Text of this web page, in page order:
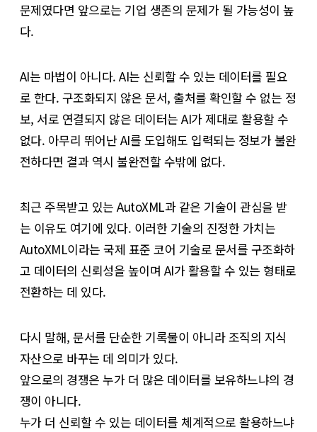
문제였다면 앞으로는 기업 생존의 문제가 될 가능성이 높
다.
AI는 마법이 아니다. AI는 신뢰할 수 있는 데이터를 필요
로 한다. 구조화되지 않은 문서, 출처를 확인할 수 없는 정
보, 서로 연결되지 않은 데이터는 AI가 제대로 활용할 수
없다. 아무리 뛰어난 AI를 도입해도 입력되는 정보가 불완
전하다면 결과 역시 불완전할 수밖에 없다.
최근 주목받고 있는 AutoXML과 같은 기술이 관심을 받
는 이유도 여기에 있다. 이러한 기술의 진정한 가치는
AutoXML이라는 국제 표준 코어 기술로 문서를 구조화하
고 데이터의 신뢰성을 높이며 AI가 활용할 수 있는 형태로
전환하는 데 있다.
다시 말해, 문서를 단순한 기록물이 아니라 조직의 지식
자산으로 바꾸는 데 의미가 있다.
앞으로의 경쟁은 누가 더 많은 데이터를 보유하느냐의 경
쟁이 아니다.
누가 더 신뢰할 수 있는 데이터를 체계적으로 활용하느냐